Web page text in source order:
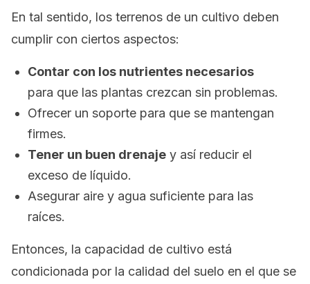
En tal sentido, los terrenos de un cultivo deben
cumplir con ciertos aspectos:
Contar con los nutrientes necesarios
para que las plantas crezcan sin problemas.
Ofrecer un soporte para que se mantengan
firmes.
Tener un buen drenaje y así reducir el
exceso de líquido.
Asegurar aire y agua suficiente para las
raíces.
Entonces, la capacidad de cultivo está
condicionada por la calidad del suelo en el que se